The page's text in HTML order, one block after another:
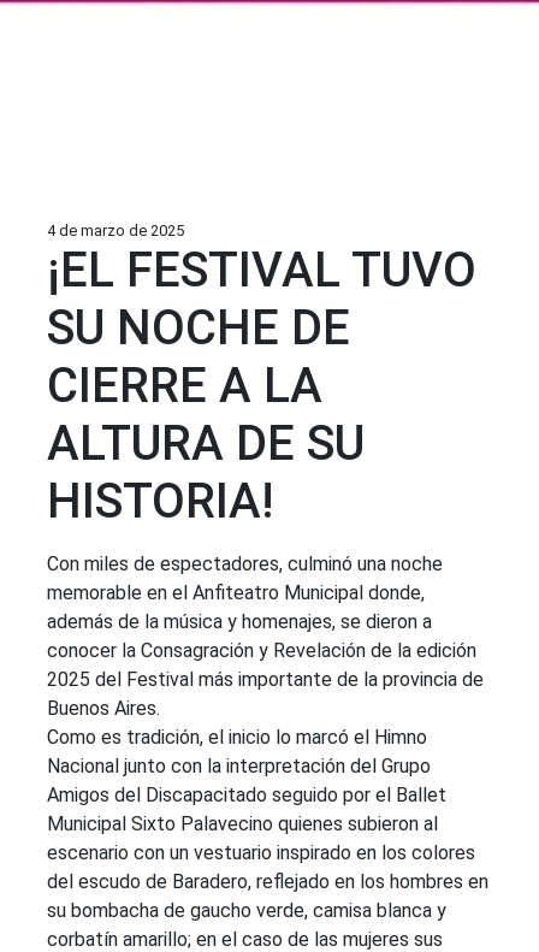
4 de marzo de 2025
¡EL FESTIVAL TUVO
SU NOCHE DE
CIERRE A LA
ALTURA DE SU
HISTORIA!
Con miles de espectadores, culminó una noche
memorable en el Anfiteatro Municipal donde,
además de la música y homenajes, se dieron a
conocer la Consagración y Revelación de la edición
2025 del Festival más importante de la provincia de
Buenos Aires.
Como es tradición, el inicio lo marcó el Himno
Nacional junto con la interpretación del Grupo
Amigos del Discapacitado seguido por el Ballet
Municipal Sixto Palavecino quienes subieron al
escenario con un vestuario inspirado en los colores
del escudo de Baradero, reflejado en los hombres en
su bombacha de gaucho verde, camisa blanca y
corbatín amarillo; en el caso de las mujeres sus